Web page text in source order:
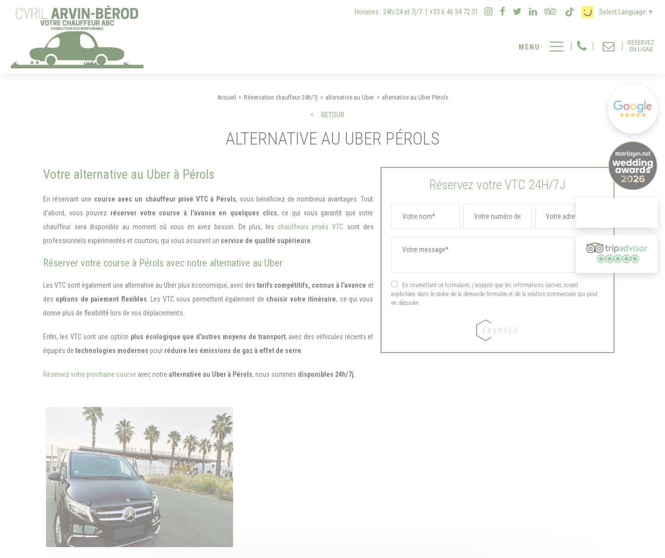
Horaires : 24h/24 et 7j/7 +33 6 46 34 72 31 Select Language ▼
RÉSERVEZ
EN LIGNE
Accueil Réservation chauffeur 24h/7j alternative au Uber alternative au Uber Pérols
RETOUR
ALTERNATIVE AU UBER PÉROLS
Votre alternative au Uber à Pérols
En réservant une course avec un chauffeur privé VTC à Pérols, vous bénéficiez de nombreux avantages. Tout
d'abord, vous pouvez réserver votre course à l'avance en quelques clics, ce qui vous garantit que votre
chauffeur sera disponible au moment où vous en avez besoin. De plus, les chauffeurs privés VTC sont des
professionnels expérimentés et courtois, qui vous assurent un service de qualité supérieure
Réserver votre course à Pérols avec notre alternative au Uber
Les VTC sont également une alternative au Uber plus économique, avec des tarifs compétitifs, connus à l'avance et
des options de paiement flexibles . Les VTC vous permettent également de choisir votre itinéraire, ce qui vous
donne plus de flexibilité lors de vos déplacements.
Enfin, les VTC sont une option plus écologique que d'autres moyens de transport, avec des véhicules récents et
équipés de technologies modernes pour réduire les émissions de gaz à effet de serre
Réservez votre prochaine course avec notre alternative au Uber à Pérols, nous sommes disponibles 24h/7j
Réservez votre VTC 24H/7J
En soumettant ce formulaire, j'accepte que les informations saisies soient
exploitées dans le cadre de la demande formulée et de la relation commerciale qui peut
en découler.